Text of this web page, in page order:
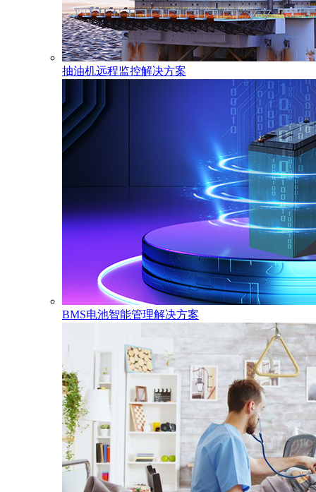
抽油机远程监控解决方案
BMS电池智能管理解决方案